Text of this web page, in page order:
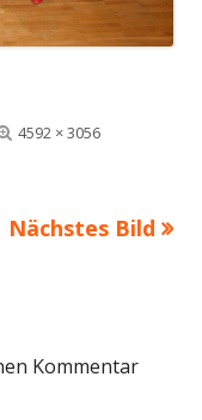
Volle
4592 × 3056
Nächstes Bild
Kommentar